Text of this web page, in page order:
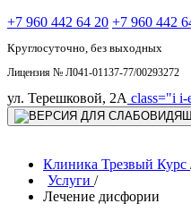
+7 960 442 64 20 +7 960 442
Круглосуточно, без выходных
Лицензия № Л041-01137-77/00293272
ул. Терешковой, 2А class="i i-
Клиника Трезвый Курс
Услуги /
Лечение дисфории